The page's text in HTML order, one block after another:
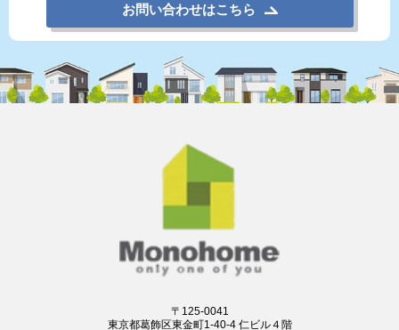
お問い合わせはこちら
〒125-0041
東京都葛飾区東金町1-40-4 仁ビル４階